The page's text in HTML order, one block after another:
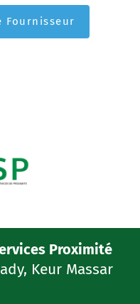
Proximité
Keur Massar